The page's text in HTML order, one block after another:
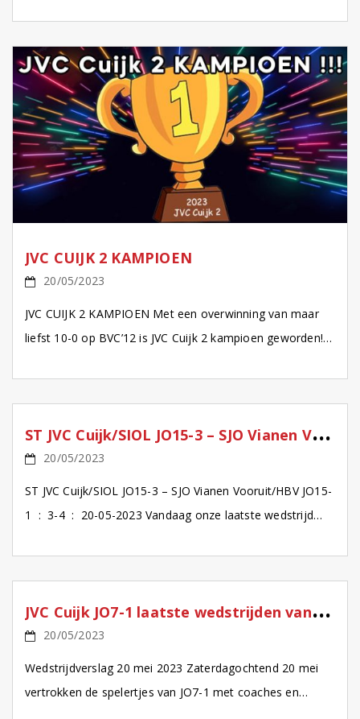
JVC CUIJK 2 KAMPIOEN
20/05/2023
JVC CUIJK 2 KAMPIOEN Met een overwinning van maar
liefst 10-0 op BVC’12 is JVC Cuijk 2 kampioen geworden!
S
T JVC Cuijk/SIOL JO15-3 – SJO Vianen Vooruit/HBV JO15-1
20/05/2023
ST JVC Cuijk/SIOL JO15-3 – SJO Vianen Vooruit/HBV JO15-
1 : 3-4 : 20-05-2023 Vandaag onze laatste wedstrijd
J
VC Cuijk JO7-1 laatste wedstrijden van 2022-2023
20/05/2023
Wedstrijdverslag 20 mei 2023 Zaterdagochtend 20 mei
vertrokken de spelertjes van JO7-1 met coaches en